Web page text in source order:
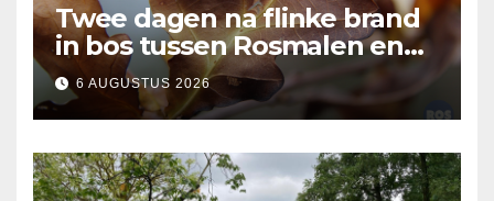
Twee dagen na flinke brand
in bos tussen Rosmalen en
Nuland
6 AUGUSTUS 2026